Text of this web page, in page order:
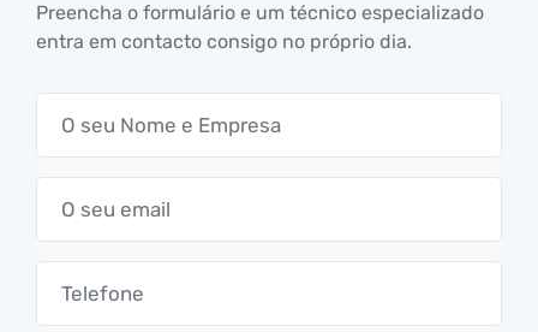
Preencha o formulário e um técnico especializado
entra em contacto consigo no próprio dia.